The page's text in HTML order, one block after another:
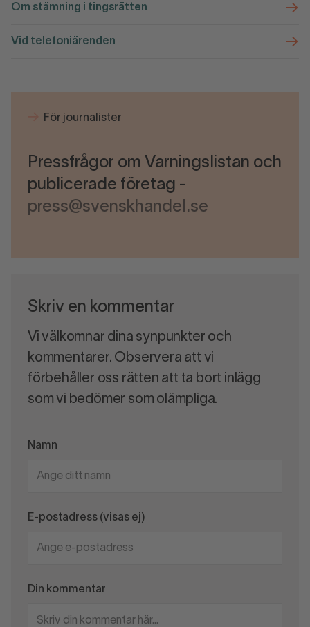
Om stämning i tingsrätten
Vid telefoniärenden
För journalister
Pressfrågor om Varningslistan och
publicerade företag -
press@svenskhandel.se
Skriv en kommentar
Vi välkomnar dina synpunkter och
kommentarer. Observera att vi
förbehåller oss rätten att ta bort inlägg
som vi bedömer som olämpliga.
Namn
E-postadress (visas ej)
Din kommentar